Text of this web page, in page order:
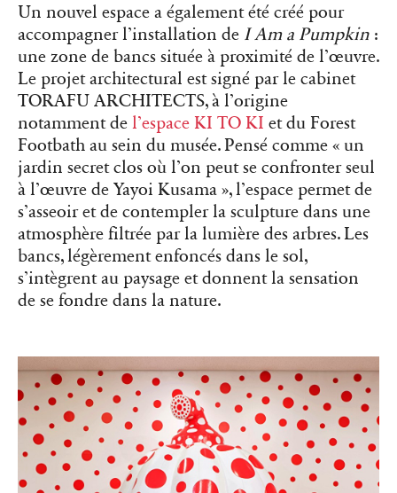
Un nouvel espace a également été créé pour
accompagner l’installation de I Am a Pumpkin :
une zone de bancs située à proximité de l’œuvre.
Le projet architectural est signé par le cabinet
TORAFU ARCHITECTS, à l’origine
notamment de l’espace KI TO KI et du Forest
Footbath au sein du musée. Pensé comme « un
jardin secret clos où l’on peut se confronter seul
à l’œuvre de Yayoi Kusama », l’espace permet de
s’asseoir et de contempler la sculpture dans une
atmosphère filtrée par la lumière des arbres. Les
bancs, légèrement enfoncés dans le sol,
s’intègrent au paysage et donnent la sensation
de se fondre dans la nature.